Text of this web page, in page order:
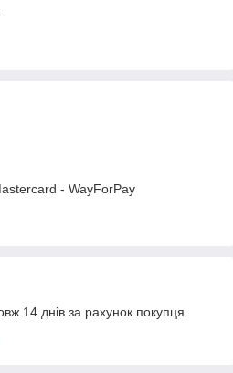
- WayForPay
14 днів за рахунок покупця